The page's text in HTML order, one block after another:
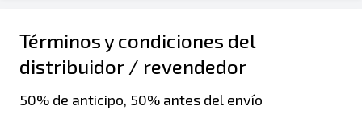
Términos y condiciones del
distribuidor / revendedor
50% de anticipo, 50% antes del envío